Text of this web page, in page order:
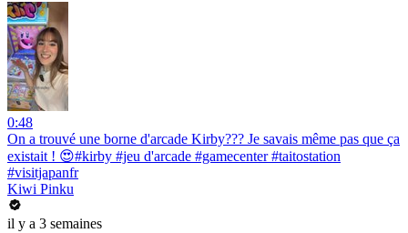
0:48
On a trouvé une borne d'arcade Kirby??? Je savais même pas que ça
existait ! 😍#kirby #jeu d'arcade #gamecenter #taitostation
#visitjapanfr
Kiwi Pinku
il y a 3 semaines